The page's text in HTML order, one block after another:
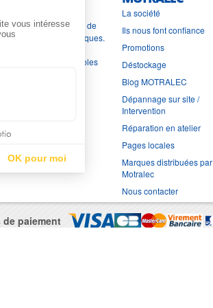
de relevage, pompe de
et moteurs électriques.
l'installation et le
marques les plus fiables
La société
Ils nous font confiance
Promotions
Déstockage
Blog MOTRALEC
Dépannage sur site /
Intervention
Réparation en atelier
Pages locales
Marques distribuées par
Motralec
Nous contacter
de paiement